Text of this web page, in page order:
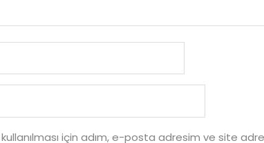
için adım, e-posta adresim ve site